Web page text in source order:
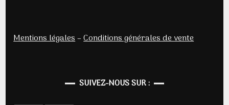
Mentions légales–Conditions générales de vente
SUIVEZ-NOUS SUR :